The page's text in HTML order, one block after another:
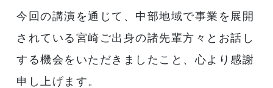
今回の講演を通じて、中部地域で事業を展開
されている宮崎ご出身の諸先輩方々とお話し
する機会をいただきましたこと、心より感謝
申し上げます。